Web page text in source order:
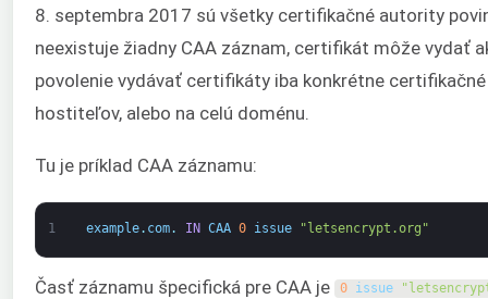
8. septembra 2017 sú všetky certifikačné autority
neexistuje žiadny CAA záznam, certifikát môže vydať
povolenie vydávať certifikáty iba konkrétne
hostiteľov, alebo na celú doménu.
Tu je príklad CAA záznamu:
1 example. com. IN CAA 0 issue "letsencrypt.org"
Časť záznamu špecifická pre CAA je 0 issue